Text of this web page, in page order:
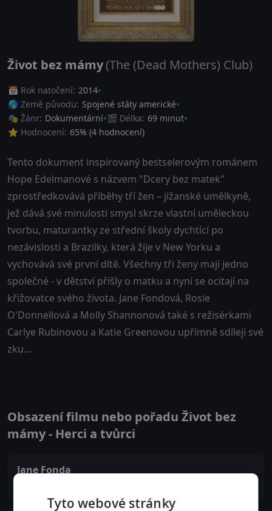
Život bez mámy(The (Dead Mothers) Club)
📅 Rok natočení: 2014
🌎 Země původu: Spojené státy americké
🎭 Žánr: Dokumentární 🎬 Délka: 69 minut
⭐ Hodnocení: 65% (4 hodnocení)
Tento dokument inspirovaný bestselerovým románem
Hope Edelmanové s názvem "Dcery bez matek"
zprostředkovává příběhy tří žen – jižanské umělkyně,
jež dává své minulosti smysl skrze vlastní uměleckou
tvorbu, maturantky ze střední školy dychtící po
nezávislosti a Brazilky, která žije v New Yorku a
vychovává své první dítě. Všechny tři ženy mají jedno
společné - v dětství přišly o matku a nyní se ocitají na
křižovatce svého života. Jane Fondová, Rosie
O'Donnellová a Molly Shannonová také s režisérkami
Carlye Rubinovou a Katie Greenovou upřímně sdílejí své
zku…
Obsazení filmu nebo pořadu Život bez
mámy - Herci a tvůrci
Jane Fonda
Tyto webové stránky